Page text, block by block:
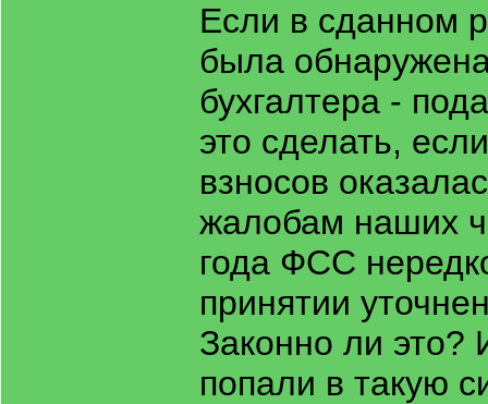
Если в сданном
была
бухгалтера -
это сделать,
взносов
жалобам наших
года ФСС
принятии
Законно ли это?
попали в такую